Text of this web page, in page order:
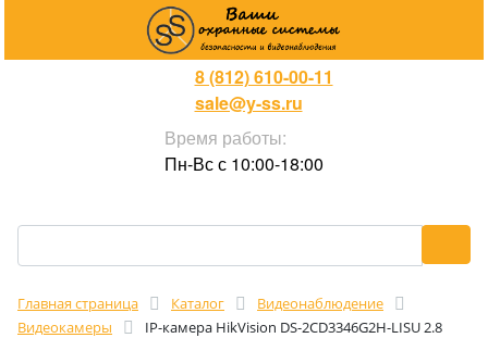
8 (812) 610-00-11
sale@y-ss.ru
Время работы:
Пн-Вс с 10:00-18:00
Главная страница Каталог
Видеонаблюдение
Видеокамеры
IP-камера HikVision DS-2CD3346G2H-LISU 2.8